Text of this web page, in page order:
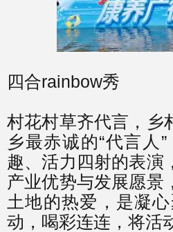
四合rainbow秀
村花村草齐代言，乡
乡最赤诚的“代言人
趣、活力四射的表演
产业优势与发展愿景
土地的热爱，是凝
动，喝彩连连，将活